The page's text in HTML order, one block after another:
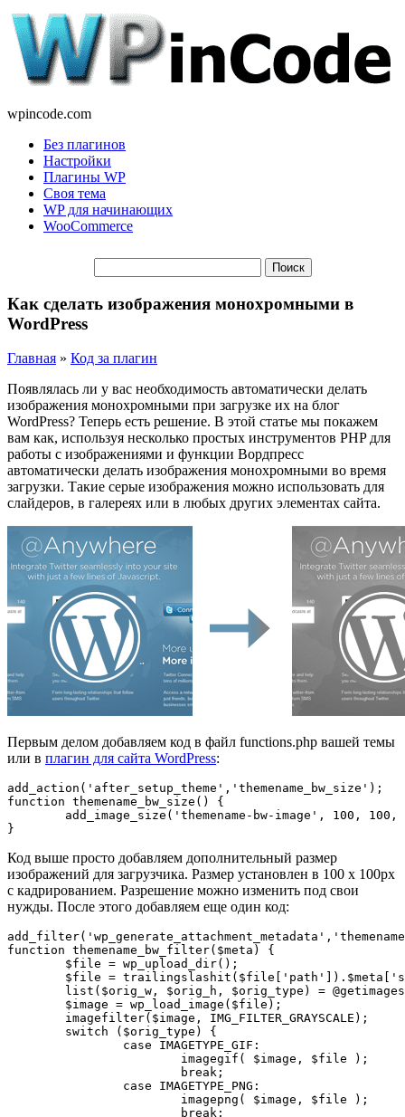
wpincode.com
Без плагинов
Настройки
Плагины WP
Своя тема
WP для начинающих
WooCommerce
Как сделать изображения монохромными в
WordPress
Главная » Код за плагин
Появлялась ли у вас необходимость автоматически делать
изображения монохромными при загрузке их на блог
WordPress? Теперь есть решение. В этой статье мы покажем
вам как, используя несколько простых инструментов PHP для
работы с изображениями и функции Вордпресс
автоматически делать изображения монохромными во время
загрузки. Такие серые изображения можно использовать для
слайдеров, в галереях или в любых других элементах сайта.
Первым делом добавляем код в файл functions.php вашей темы
или в плагин для сайта WordPress:
add_action('after_setup_theme','themename_bw_size');
function themename_bw_size() {
Код выше просто добавляем дополнительный размер
изображений для загрузчика. Размер установлен в 100 x 100px
с кадрированием. Разрешение можно изменить под свои
нужды. После этого добавляем еще один код:
function themename_bw_filter($meta) {